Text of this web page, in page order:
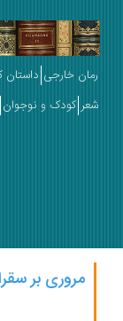
رمان خارجی داستان
شعر کودک و نوجوان
مروری بر